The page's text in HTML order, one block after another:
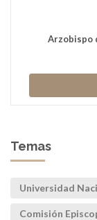
Arzobispo
Temas
Universidad
Comisión